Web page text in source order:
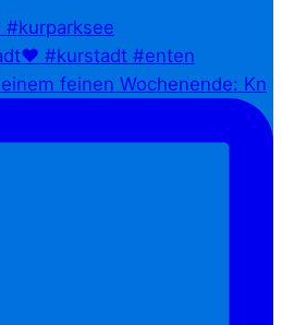
feinen Wochenende: Kn